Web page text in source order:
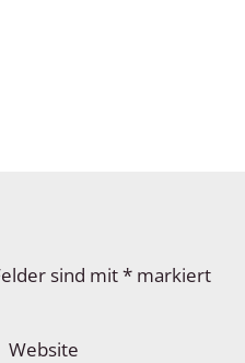
sind mit* markiert
Website